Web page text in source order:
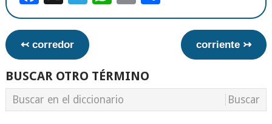
↢ corredor corriente ↣
BUSCAR OTRO TÉRMINO